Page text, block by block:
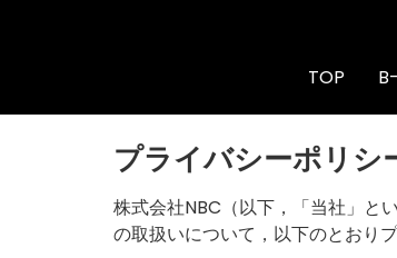
TOP
プライバシーポリシ
株式会社NBC（以下，「当社」と
の取扱いについて，以下のとおり